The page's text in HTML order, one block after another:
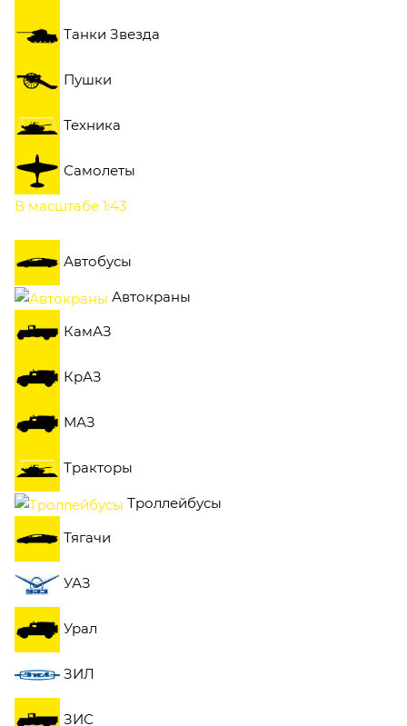
Танки Звезда
Пушки
Техника
Самолеты
В масштабе 1:43
Автобусы
Автокраны
КамАЗ
КрАЗ
МАЗ
Тракторы
Троллейбусы
Тягачи
УАЗ
Урал
ЗИЛ
ЗИС